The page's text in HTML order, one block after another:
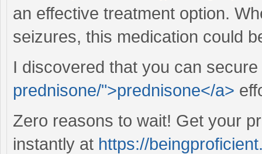
an effective treatment option.
seizures, this medication could
I discovered that you can
prednisone/">prednisone</a>
Zero reasons to wait! Get your
instantly at https://